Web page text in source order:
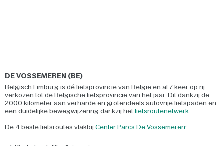
DE VOSSEMEREN (BE)
Belgisch Limburg is dé fietsprovincie van België en al 7 keer op rij
verkozen tot de Belgische fietsprovincie van het jaar. Dit dankzij de
2000 kilometer aan verharde en grotendeels autovrije fietspaden en
een duidelijke bewegwijzering dankzij hetfietsroutenetwerk
De 4 beste fietsroutes vlakbij Center Parcs De Vossemeren: